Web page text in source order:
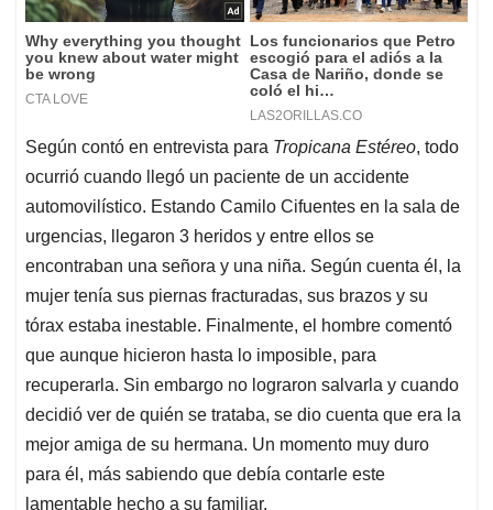
Según contó en entrevista para Tropicana Estéreo, todo
ocurrió cuando llegó un paciente de un accidente
automovilístico. Estando Camilo Cifuentes en la sala de
urgencias, llegaron 3 heridos y entre ellos se
encontraban una señora y una niña. Según cuenta él, la
mujer tenía sus piernas fracturadas, sus brazos y su
tórax estaba inestable. Finalmente, el hombre comentó
que aunque hicieron hasta lo imposible, para
recuperarla. Sin embargo no lograron salvarla y cuando
decidió ver de quién se trataba, se dio cuenta que era la
mejor amiga de su hermana. Un momento muy duro
para él, más sabiendo que debía contarle este
lamentable hecho a su familiar.